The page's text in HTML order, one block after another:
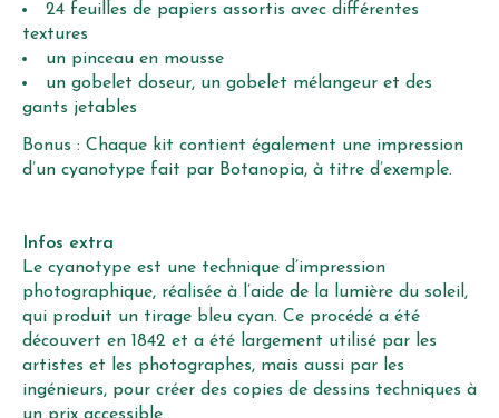
24 feuilles de papiers assortis avec différentes
textures
un pinceau en mousse
un gobelet doseur, un gobelet mélangeur et des
gants jetables
Bonus : Chaque kit contient également une impression
d’un cyanotype fait par Botanopia, à titre d’exemple.
Infos extra
Le cyanotype est une technique d’impression
photographique, réalisée à l’aide de la lumière du soleil,
qui produit un tirage bleu cyan. Ce procédé a été
découvert en 1842 et a été largement utilisé par les
artistes et les photographes, mais aussi par les
ingénieurs, pour créer des copies de dessins techniques à